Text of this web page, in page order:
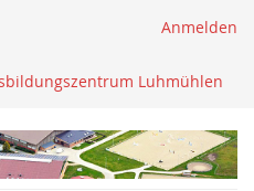
Anmelden
Luhmühlen